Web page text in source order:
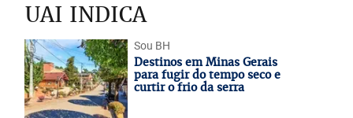
UAI INDICA
Sou BH
Destinos em Minas Gerais
para fugir do tempo seco e
curtir o frio da serra